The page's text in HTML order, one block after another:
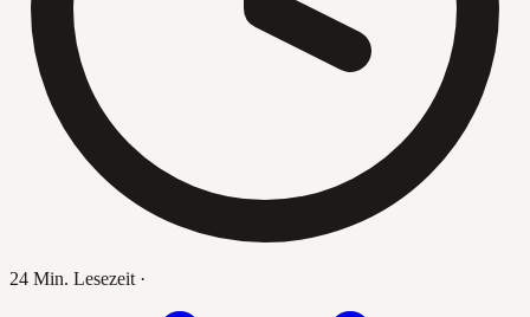
24 Min. Lesezeit ·